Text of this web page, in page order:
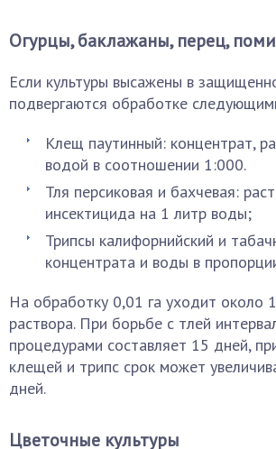
Огурцы, баклажаны, перец,
Если культуры высажены в
подвергаются обработке
Клещ паутинный: концентрат,
водой в соотношении 1:000.
Тля персиковая и бахчевая:
инсектицида на 1 литр воды;
Трипсы калифорнийский и
концентрата и воды в
На обработку 0,01 га уходит около
раствора. При борьбе с тлей
процедурами составляет 15 дней,
клещей и трипс срок может
дней.
Цветочные культуры